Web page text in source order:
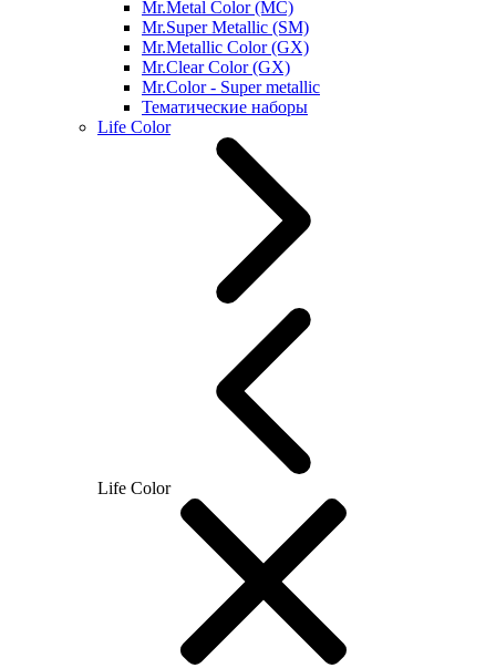
Mr.Metal Color (MC)
Mr.Super Metallic (SM)
Mr.Metallic Color (GX)
Mr.Clear Color (GX)
Mr.Color - Super metallic
Тематические наборы
Life Color
Life Color